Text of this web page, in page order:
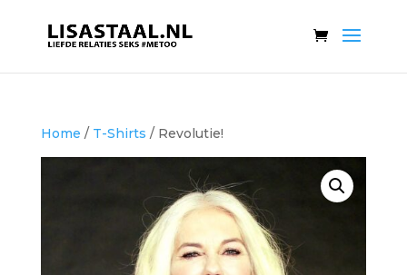
Home / T-Shirts / Revolutie!